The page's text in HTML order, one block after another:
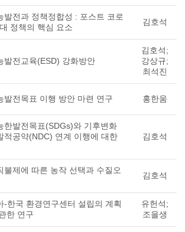
발전과 정책정합성 : 포스트 코로
정책의 핵심 요소
김호석
발전교육(ESD) 강화방안
김호석;
강상규;
최석진
발전목표 이행 방안 마련 연구 홍한움
한발전목표(SDGs)와 기후변화
적공약(NDC) 연계 이행에 대한
김호석
불제에 따른 농작 선택과 수질오
김호석
-한국 환경연구센터 설립의 계획
한 연구
유헌석;
조을생